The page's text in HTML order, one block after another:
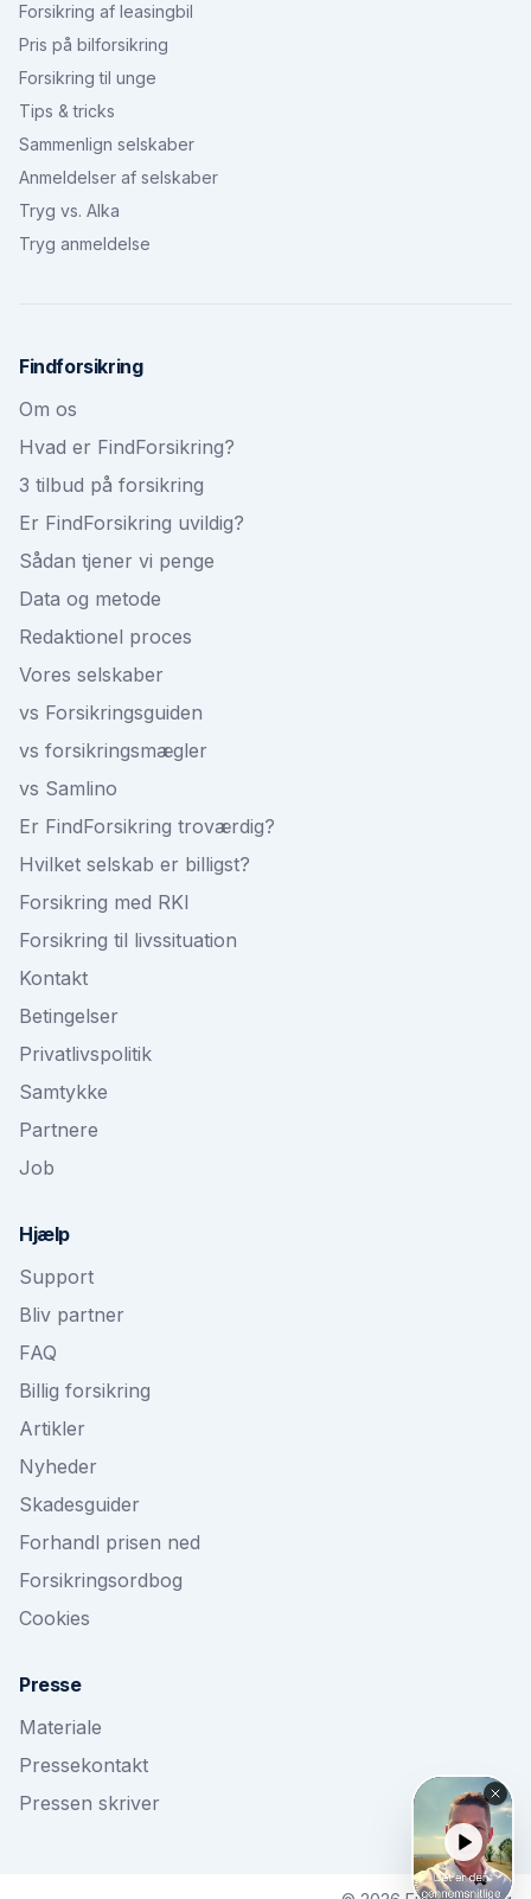
Forsikring af leasingbil
Pris på bilforsikring
Forsikring til unge
Tips & tricks
Sammenlign selskaber
Anmeldelser af selskaber
Tryg vs. Alka
Tryg anmeldelse
Findforsikring
Om os
Hvad er FindForsikring?
3 tilbud på forsikring
Er FindForsikring uvildig?
Sådan tjener vi penge
Data og metode
Redaktionel proces
Vores selskaber
vs Forsikringsguiden
vs forsikringsmægler
vs Samlino
Er FindForsikring troværdig?
Hvilket selskab er billigst?
Forsikring med RKI
Forsikring til livssituation
Kontakt
Betingelser
Privatlivspolitik
Samtykke
Partnere
Job
Hjælp
Support
Bliv partner
FAQ
Billig forsikring
Artikler
Nyheder
Skadesguider
Forhandl prisen ned
Forsikringsordbog
Cookies
Presse
Materiale
Pressekontakt
Pressen skriver